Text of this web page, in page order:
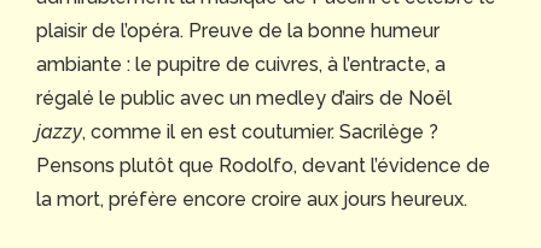
plaisir de l’opéra. Preuve de la bonne humeur
ambiante : le pupitre de cuivres, à l’entracte, a
régalé le public avec un medley d’airs de Noël
jazzy, comme il en est coutumier. Sacrilège ?
Pensons plutôt que Rodolfo, devant l’évidence de
la mort, préfère encore croire aux jours heureux.